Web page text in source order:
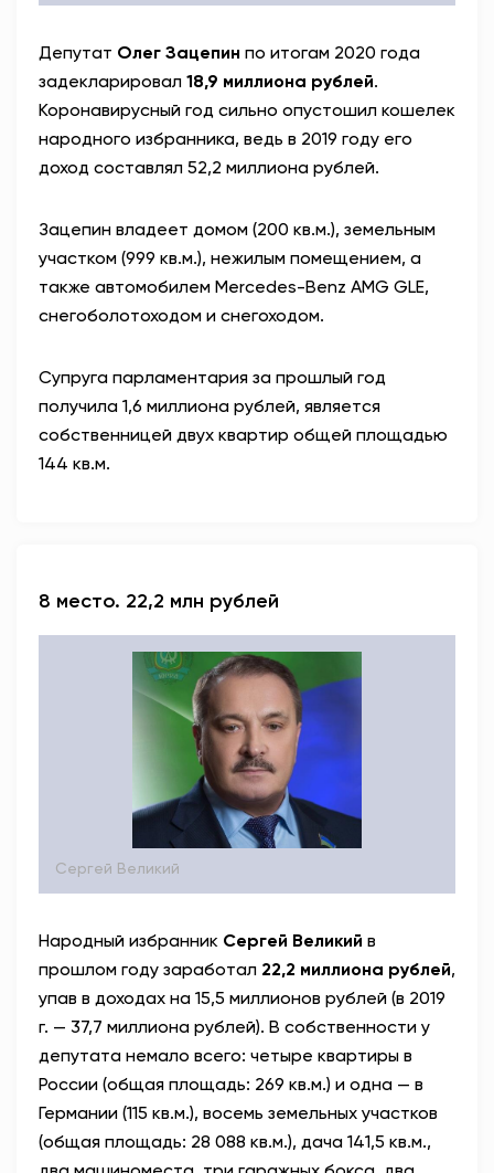
Депутат Олег Зацепин по итогам 2020 года
задекларировал 18,9 миллиона рублей.
Коронавирусный год сильно опустошил кошелек
народного избранника, ведь в 2019 году его
доход составлял 52,2 миллиона рублей.
Зацепин владеет домом (200 кв.м.), земельным
участком (999 кв.м.), нежилым помещением, а
также автомобилем Mercedes-Benz AMG GLE,
снегоболотоходом и снегоходом.
Супруга парламентария за прошлый год
получила 1,6 миллиона рублей, является
собственницей двух квартир общей площадью
144 кв.м.
8 место. 22,2 млн рублей
Сергей Великий
Народный избранник Сергей Великий в
прошлом году заработал 22,2 миллиона рублей,
упав в доходах на 15,5 миллионов рублей (в 2019
г. — 37,7 миллиона рублей). В собственности у
депутата немало всего: четыре квартиры в
России (общая площадь: 269 кв.м.) и одна — в
Германии (115 кв.м.), восемь земельных участков
(общая площадь: 28 088 кв.м.), дача 141,5 кв.м.,